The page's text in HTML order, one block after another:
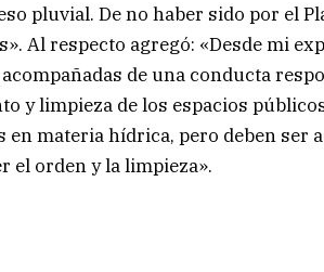
pluvial. De no haber sido por el
Al respecto agregó: «Desde mi
de una conducta
y limpieza de los espacios
en materia hídrica, pero deben ser
el orden y la limpieza».